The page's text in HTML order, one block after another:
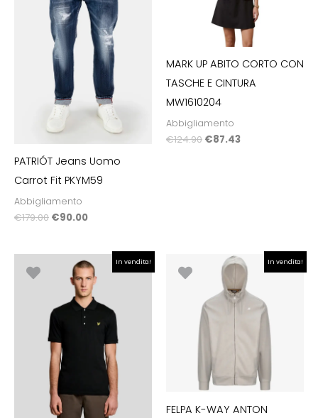
PATRIÓT Jeans Uomo
Carrot Fit PKYM59
Abbigliamento
€179.00 €90.00
MARK UP ABITO CORTO CON
TASCHE E CINTURA
MW1610204
Abbigliamento
€124.90 €87.43
In vendita!
prezzo
originale
€80.00.
Il
prezzo
attuale
è:
€56.00.
In vendita!
FELPA K-WAY ANTON
prezzo
originale
era:
€160.00.
Il
prezzo
attuale
è:
€112.00.